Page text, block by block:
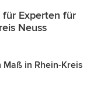
Experten für
Neuss
in Rhein-Kreis